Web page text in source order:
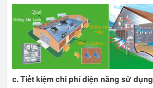
c. Tiết kiệm chi phí điện năng sử dụng